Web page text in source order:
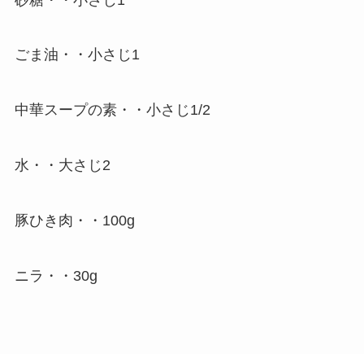
ごま油・・小さじ1
中華スープの素・・小さじ1/2
水・・大さじ2
豚ひき肉・・100g
ニラ・・30g